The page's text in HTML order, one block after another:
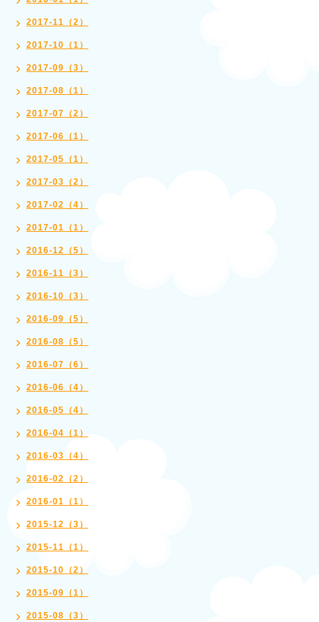
2017-11（2）
2017-10（1）
2017-09（3）
2017-08（1）
2017-07（2）
2017-06（1）
2017-05（1）
2017-03（2）
2017-02（4）
2017-01（1）
2016-12（5）
2016-11（3）
2016-10（3）
2016-09（5）
2016-08（5）
2016-07（6）
2016-06（4）
2016-05（4）
2016-04（1）
2016-03（4）
2016-02（2）
2016-01（1）
2015-12（3）
2015-11（1）
2015-10（2）
2015-09（1）
2015-08（3）